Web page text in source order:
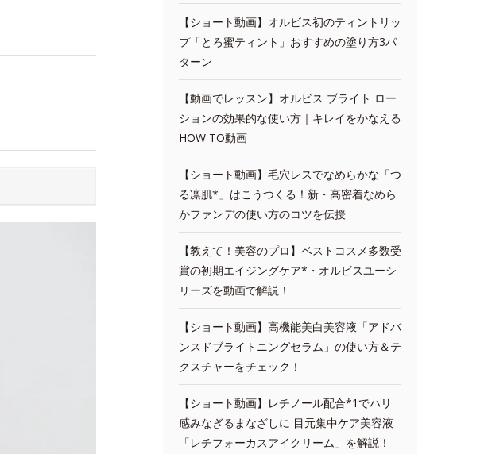
【ショート動画】オルビス初のティントリッ
プ「とろ蜜ティント」おすすめの塗り方3パ
ターン
【動画でレッスン】オルビス ブライト ロー
ションの効果的な使い方｜キレイをかなえる
HOW TO動画
【ショート動画】毛穴レスでなめらかな「つ
る凛肌*」はこうつくる！新・高密着なめら
かファンデの使い方のコツを伝授
【教えて！美容のプロ】ベストコスメ多数受
賞の初期エイジングケア*・オルビスユーシ
リーズを動画で解説！
【ショート動画】高機能美白美容液「アドバ
ンスドブライトニングセラム」の使い方＆テ
クスチャーをチェック！
【ショート動画】レチノール配合*1でハリ
感みなぎるまなざしに 目元集中ケア美容液
「レチフォーカスアイクリーム」を解説！